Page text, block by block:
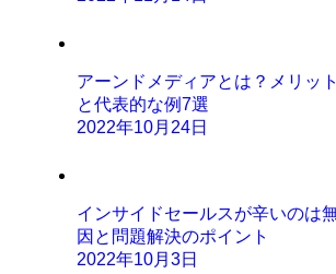
アーンドメディアとは？メリッ
と代表的な例7選
2022年10月24日
インサイドセールスが辛いのは
因と問題解決のポイント
2022年10月3日